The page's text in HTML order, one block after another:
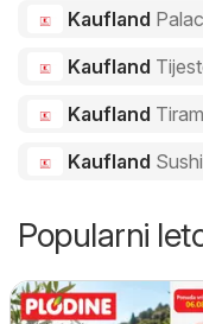
Kaufland
Kaufland
Kaufland
Kaufland Sushi
Popularni